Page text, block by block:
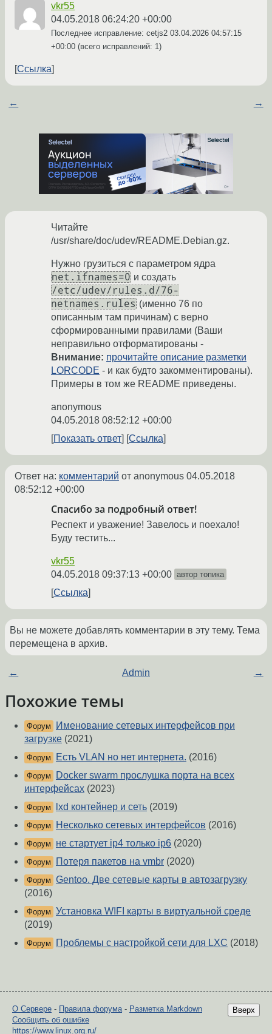
vkr55
04.05.2018 06:24:20 +00:00
Последнее исправление: cetjs2 03.04.2026 04:57:15
+00:00 (всего исправлений: 1)
Ссылка
← →
Читайте
/usr/share/doc/udev/README.Debian.gz.
Нужно грузиться с параметром ядра
net.ifnames=0 и создать
/etc/udev/rules.d/76-
netnames.rules (именно 76 по
описанным там причинам) с верно
сформированными правилами (Ваши
неправильно отформатированы -
Внимание: прочитайте описание разметки
LORCODE - и как будто закомментированы).
Примеры в том же README приведены.
anonymous
04.05.2018 08:52:12 +00:00
Показать ответ
Ссылка
Ответ на: комментарий от anonymous 04.05.2018
08:52:12 +00:00
Спасибо за подробный ответ!
Респект и уважение! Завелось и поехало!
Буду тестить...
vkr55
04.05.2018 09:37:13 +00:00 автор топика
Ссылка
Вы не можете добавлять комментарии в эту тему. Тема
перемещена в архив.
← Admin →
Похожие темы
Форум
Именование сетевых интерфейсов при
загрузке (2021)
Форум Есть VLAN но нет интернета. (2016)
Форум
Docker swarm прослушка порта на всех
интерфейсах (2023)
Форум lxd контейнер и сеть (2019)
Форум Несколько сетевых интерфейсов (2016)
Форум не стартует ip4 только ip6 (2020)
Форум Потеря пакетов на vmbr (2020)
Форум Gentoo. Две сетевые карты в автозагрузку
(2016)
Форум Установка WIFI карты в виртуальной среде
(2019)
Форум Проблемы с настройкой сети для LXC (2018)
Вверх
О Сервере - Правила форума - Разметка Markdown
Сообщить об ошибке
https://www.linux.org.ru/